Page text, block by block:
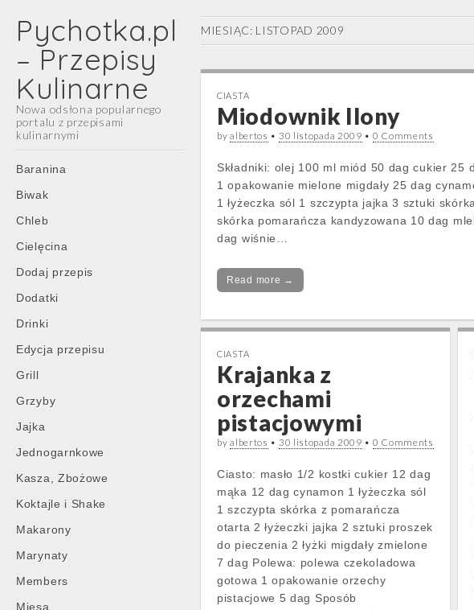
Pychotka.pl
– Przepisy
Kulinarne
Nowa odsłona popularnego
portalu z przepisami
kulinarnymi
Main
menu
Skip
content
Baranina
Biwak
Chleb
Cielęcina
Dodaj przepis
Dodatki
Drinki
Edycja przepisu
Grill
Grzyby
Jajka
Jednogarnkowe
Kasza, Zbożowe
Koktajle i Shake
Makarony
Marynaty
Members
Mięsa
MIESIĄC: LISTOPAD 2009
CIASTA
Miodownik Ilony
byalbertos • 30 listopada 2009 • 0 Comments
Składniki: olej 100 ml miód 50 dag cukier 25
1 opakowanie mielone migdały 25 dag
1 łyżeczka sól 1 szczypta jajka 3 sztuki
skórka pomarańcza kandyzowana 10 dag
dag wiśnie…
Read more →
CIASTA
Krajanka z
orzechami
pistacjowymi
byalbertos • 30 listopada 2009 • 0 Comments
Ciasto: masło 1/2 kostki cukier 12 dag
mąka 12 dag cynamon 1 łyżeczka sól
1 szczypta skórka z pomarańcza
otarta 2 łyżeczki jajka 2 sztuki proszek
do pieczenia 2 łyżki migdały zmielone
7 dag Polewa: polewa czekoladowa
gotowa 1 opakowanie orzechy
pistacjowe 5 dag Sposób